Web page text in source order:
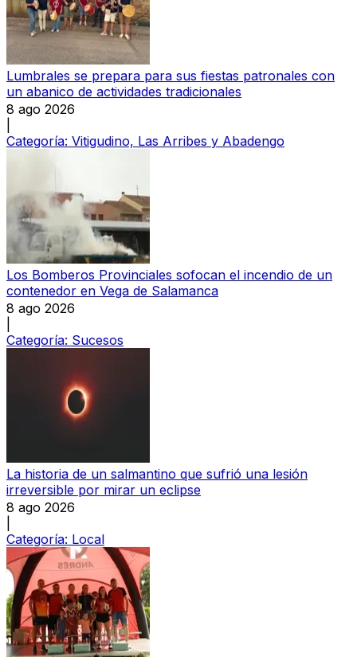
Lumbrales se prepara para sus fiestas patronales con
un abanico de actividades tradicionales
8 ago 2026
Categoría: Vitigudino, Las Arribes y Abadengo
Los Bomberos Provinciales sofocan el incendio de un
contenedor en Vega de Salamanca
8 ago 2026
Categoría: Sucesos
La historia de un salmantino que sufrió una lesión
irreversible por mirar un eclipse
8 ago 2026
Categoría: Local